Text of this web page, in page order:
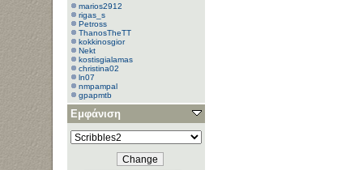
marios2912
rigas_s
Petross
ThanosTheTT
kokkinosgior
Nekt
kostisgialamas
christina02
ln07
nmpampal
gpapmtb
Ulmo
Εμφάνιση